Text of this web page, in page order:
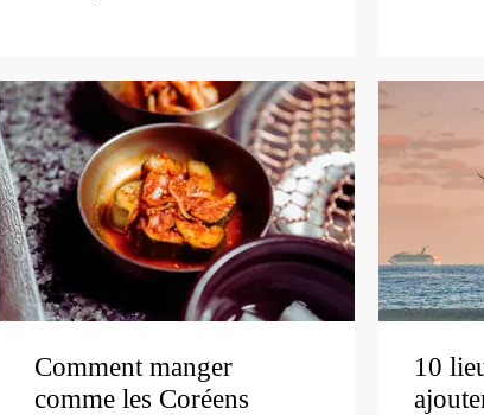
Comment manger
comme les Coréens
10